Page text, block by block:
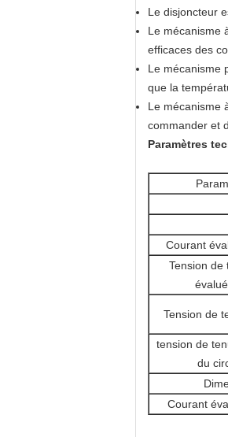
Le disjoncteur
Le mécanisme
efficaces des
Le mécanisme
que la
Le mécanisme
commander et
Paramètres
Courant
Tension de
Tension de
tension de
du
Courant